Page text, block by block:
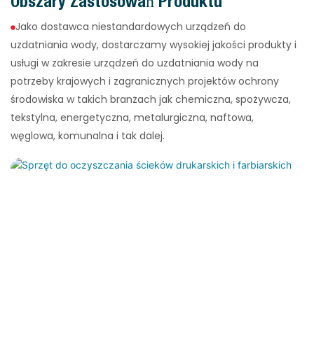
Jako dostawca niestandardowych urządzeń do
uzdatniania wody, dostarczamy wysokiej jakości produkty i
usługi w zakresie urządzeń do uzdatniania wody na
potrzeby krajowych i zagranicznych projektów ochrony
środowiska w takich branżach jak chemiczna, spożywcza,
tekstylna, energetyczna, metalurgiczna, naftowa,
węglowa, komunalna i tak dalej.